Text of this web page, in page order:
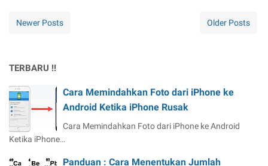
Newer Posts Older Posts
TERBARU !!
Cara Memindahkan Foto dari iPhone ke
Android Ketika iPhone Rusak
Cara Memindahkan Foto dari iPhone ke Android
Ketika iPhone…
Panduan : Cara Menentukan Jumlah